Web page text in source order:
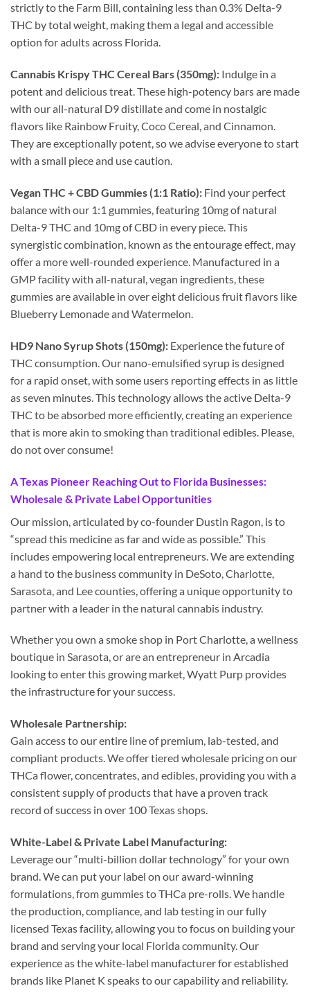
strictly to the Farm Bill, containing less than 0.3% Delta-9
THC by total weight, making them a legal and accessible
option for adults across Florida.
Cannabis Krispy THC Cereal Bars (350mg): Indulge in a
potent and delicious treat. These high-potency bars are made
with our all-natural D9 distillate and come in nostalgic
flavors like Rainbow Fruity, Coco Cereal, and Cinnamon.
They are exceptionally potent, so we advise everyone to start
with a small piece and use caution.
Vegan THC + CBD Gummies (1:1 Ratio): Find your perfect
balance with our 1:1 gummies, featuring 10mg of natural
Delta-9 THC and 10mg of CBD in every piece. This
synergistic combination, known as the entourage effect, may
offer a more well-rounded experience. Manufactured in a
GMP facility with all-natural, vegan ingredients, these
gummies are available in over eight delicious fruit flavors like
Blueberry Lemonade and Watermelon.
HD9 Nano Syrup Shots (150mg): Experience the future of
THC consumption. Our nano-emulsified syrup is designed
for a rapid onset, with some users reporting effects in as little
as seven minutes. This technology allows the active Delta-9
THC to be absorbed more efficiently, creating an experience
that is more akin to smoking than traditional edibles. Please,
do not over consume!
A Texas Pioneer Reaching Out to Florida Businesses:
Wholesale & Private Label Opportunities
Our mission, articulated by co-founder Dustin Ragon, is to
“spread this medicine as far and wide as possible.” This
includes empowering local entrepreneurs. We are extending
a hand to the business community in DeSoto, Charlotte,
Sarasota, and Lee counties, offering a unique opportunity to
partner with a leader in the natural cannabis industry.
Whether you own a smoke shop in Port Charlotte, a wellness
boutique in Sarasota, or are an entrepreneur in Arcadia
looking to enter this growing market, Wyatt Purp provides
the infrastructure for your success.
Wholesale Partnership:
Gain access to our entire line of premium, lab-tested, and
compliant products. We offer tiered wholesale pricing on our
THCa flower, concentrates, and edibles, providing you with a
consistent supply of products that have a proven track
record of success in over 100 Texas shops.
White-Label & Private Label Manufacturing:
Leverage our “multi-billion dollar technology” for your own
brand. We can put your label on our award-winning
formulations, from gummies to THCa pre-rolls. We handle
the production, compliance, and lab testing in our fully
licensed Texas facility, allowing you to focus on building your
brand and serving your local Florida community. Our
experience as the white-label manufacturer for established
brands like Planet K speaks to our capability and reliability.